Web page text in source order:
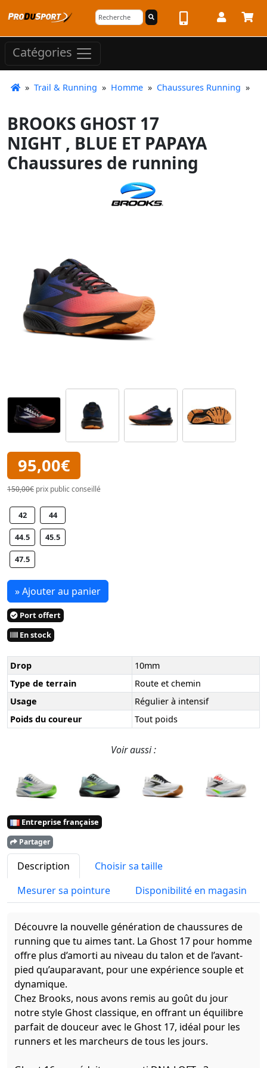
Catégories
» Trail & Running » Homme » Chaussures Running »
BROOKS GHOST 17
NIGHT , BLUE ET PAPAYA
Chaussures de running
95,00€
150,00€ prix public conseillé
42 44
44.5 45.5
47.5
» Ajouter au panier
Port offert
En stock
Drop
10mm
Type de terrain
Route et chemin
Usage
Régulier à intensif
Poids du coureur
Tout poids
Voir aussi :
Entreprise française
Partager
Description
Choisir sa taille
Mesurer sa pointure
Disponibilité en magasin
Découvre la nouvelle génération de chaussures de
running que tu aimes tant. La Ghost 17 pour homme
offre plus d’amorti au niveau du talon et de l’avant-
pied qu’auparavant, pour une expérience souple et
dynamique.
Chez Brooks, nous avons remis au goût du jour
notre style Ghost classique, en offrant un équilibre
parfait de douceur avec le Ghost 17, idéal pour les
runners et les marcheurs de tous les jours.